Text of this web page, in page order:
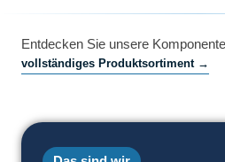
Entdecken Sie unsere
vollständiges Produktsortiment →